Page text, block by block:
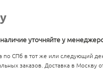
уточняйте у
по СПб в тот же или следующий
заказов. Доставка в Москву